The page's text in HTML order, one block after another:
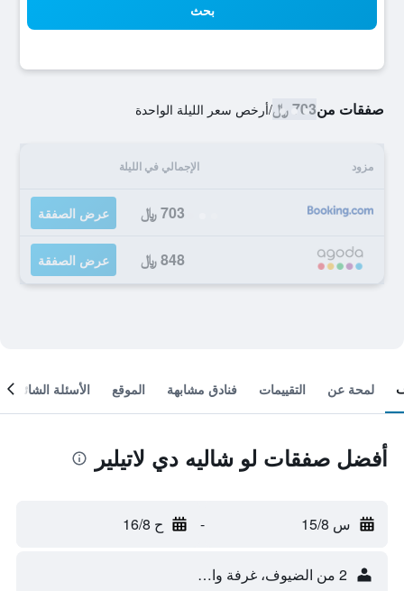
بحث
صفقات من703 ﷼ /أرخص سعر الليلة الواحدة
مزود الإجمالي في الليلة
703 ﷼ عرض الصفقة
848 ﷼ عرض الصفقة
لمحة عن التقييمات فنادق مشابهة الموقع الأسئلة الشائعة
أفضل صفقات لو شاليه دي لاتيلير
س 15/8 - ح 16/8
2 من الضيوف، غرفة واحدة